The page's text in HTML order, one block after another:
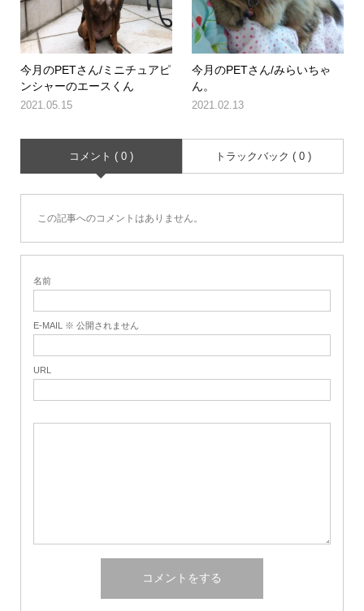
今月のPETさん/ミニチュアピ
ンシャーのエースくん
2021.05.15
今月のPETさん/みらいちゃ
ん。
2021.02.13
コメント ( 0 ) トラックバック ( 0 )
この記事へのコメントはありません。
名前
E-MAIL ※ 公開されません
URL